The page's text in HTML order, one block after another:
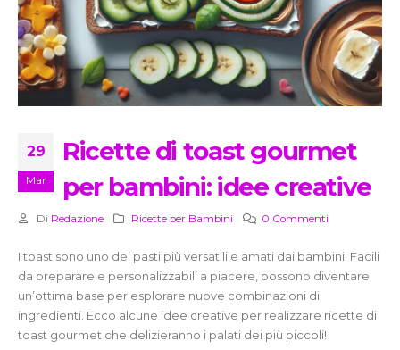
29
Mar
Ricette di toast gourmet
per bambini: idee creative
Di Redazione Ricette per Bambini 0 Commenti
I toast sono uno dei pasti più versatili e amati dai bambini. Facili
da preparare e personalizzabili a piacere, possono diventare
un’ottima base per esplorare nuove combinazioni di
ingredienti. Ecco alcune idee creative per realizzare ricette di
toast gourmet che delizieranno i palati dei più piccoli!